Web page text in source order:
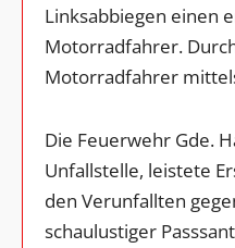
Linksabbiegen einen
Motorradfahrer.
Motorradfahrer
Die Feuerwehr Gde.
Unfallstelle, leistete
den Verunfallten
schaulustiger